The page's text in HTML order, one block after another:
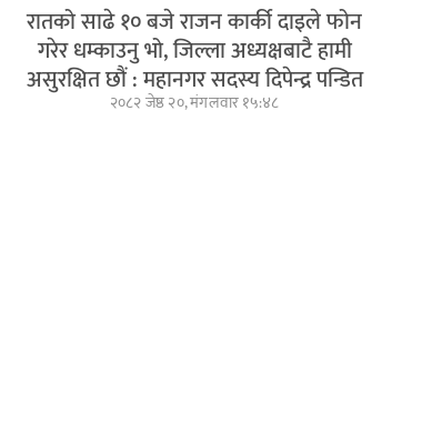
रातको साढे १० बजे राजन कार्की दाइले फोन
गरेर धम्काउनु भो, जिल्ला अध्यक्षबाटै हामी
असुरक्षित छौं : महानगर सदस्य दिपेन्द्र पन्डित
२०८२ जेष्ठ २०, मंगलवार १५:४८